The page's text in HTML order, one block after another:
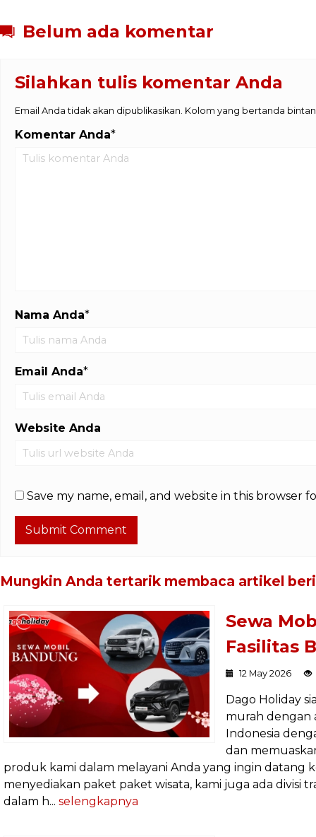
Belum ada komentar
Silahkan tulis komentar Anda
Email Anda tidak akan dipublikasikan. Kolom yang bertanda
Komentar Anda*
Nama Anda*
Email Anda*
Website Anda
Save my name, email, and website in this browser
Mungkin Anda tertarik membaca artikel
Sewa
Fasilitas
12 May 2026
Dago Holiday
murah dengan
Indonesia
dan
produk kami dalam melayani Anda yang ingin datang
menyediakan paket paket wisata, kami juga ada divisi
dalam h... selengkapnya